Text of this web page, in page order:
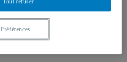
Tout refuser
Préférences